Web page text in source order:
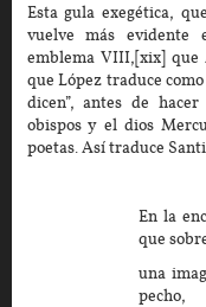
Esta gula exegética,
vuelve más evidente
emblema VIII,[xix]
que López traduce
dicen”, antes de
obispos y el dios
poetas. Así traduce
En la
que
una
pecho,